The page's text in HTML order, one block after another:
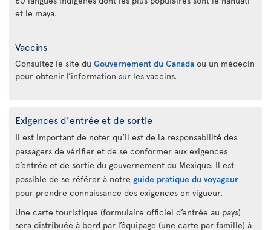
et le maya.
Vaccins
Consultez le site du Gouvernement du Canada ou un médecin
pour obtenir l’information sur les vaccins.
Exigences d'entrée et de sortie
Il est important de noter qu’il est de la responsabilité des
passagers de vérifier et de se conformer aux exigences
d’entrée et de sortie du gouvernement du Mexique. Il est
possible de se référer à notre guide pratique du voyageur
pour prendre connaissance des exigences en vigueur.
Une carte touristique (formulaire officiel d’entrée au pays)
sera distribuée à bord par l’équipage (une carte par famille) à